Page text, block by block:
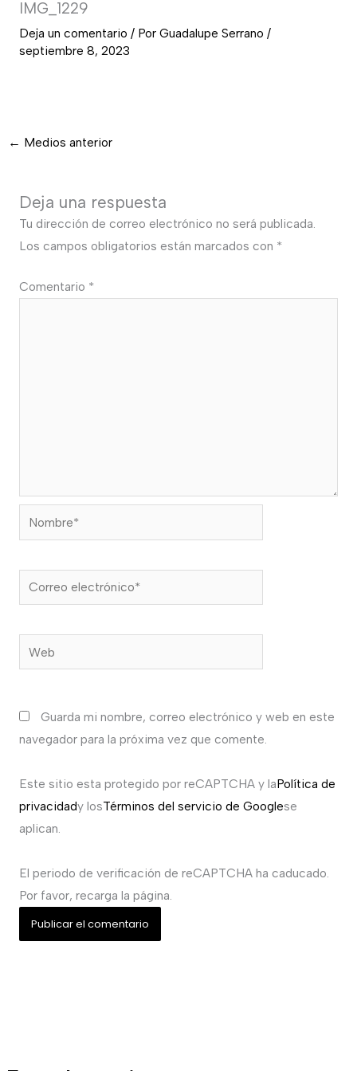
IMG_1229
Deja un comentario / Por Guadalupe Serrano /
septiembre 8, 2023
← Medios anterior
Deja una respuesta
Tu dirección de correo electrónico no será publicada.
Los campos obligatorios están marcados con *
Comentario *
Nombre*
Correo
electrónico*
Web
Guarda mi nombre, correo electrónico y web en este
navegador para la próxima vez que comente.
Este sitio esta protegido por reCAPTCHA y laPolítica de
privacidady losTérminos del servicio de Googlese
aplican.
El periodo de verificación de reCAPTCHA ha caducado.
Por favor, recarga la página.